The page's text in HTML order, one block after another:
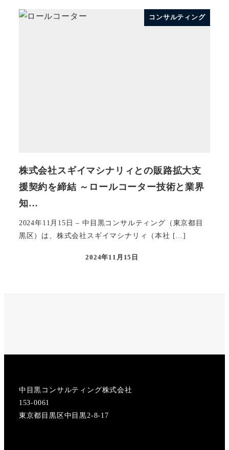
コンサルティング
株式会社スギイマシナリィとの販路拡大支
援契約を締結 ～ロールコーター技術と業界
知…
2024年11月15日 – 中目黒コンサルティング（東京都目
黒区）は、株式会社スギイマシナリィ（本社 […]
投稿日
2024年11月15日
中目黒コンサルティング株式会社
153-0061
東京都目黒区中目黒2-8-17